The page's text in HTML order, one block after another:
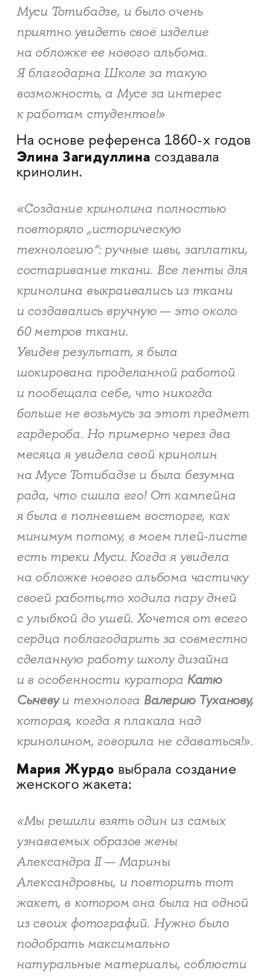
Муси Тотибадзе, и было очень
приятно увидеть своё изделие
на обложке ее нового альбома.
Я благодарна Школе за такую
возможность, а Мусе за интерес
к работам студентов!»
На основе референса 1860-х годов
Элина Загидуллина создавала
кринолин.
«Создание кринолина полностью
повторяло „историческую
технологию“: ручные швы, заплатки,
состаривание ткани. Все ленты для
кринолина выкраивались из ткани
и создавались вручную — это около
60 метров ткани.
Увидев результат, я была
шокирована проделанной работой
и пообещала себе, что никогда
больше не возьмусь за этот предмет
гардероба. Но примерно через два
месяца я увидела свой кринолин
на Мусе Тотибадзе и была безумна
рада, что сшила его! От кампейна
я была в полневшем восторге, как
минимум потому, в моем плей-листе
есть треки Муси. Когда я увидела
на обложке нового альбома частичку
своей работы,то ходила пару дней
с улыбкой до ушей. Хочется от всего
сердца поблагодарить за совместно
сделанную работу школу дизайна
и в особенности куратора Катю
Сычевуи технолога Валерию Туханову,
которая, когда я плакала над
кринолином, говорила не сдаваться!».
Мария Журдо выбрала создание
женского жакета:
«Мы решили взять один из самых
узнаваемых образов жены
Александра II — Марины
Александровны, и повторить тот
жакет, в котором она была на одной
из своих фотографий. Нужно было
подобрать максимально
натуральные материалы, соблюсти